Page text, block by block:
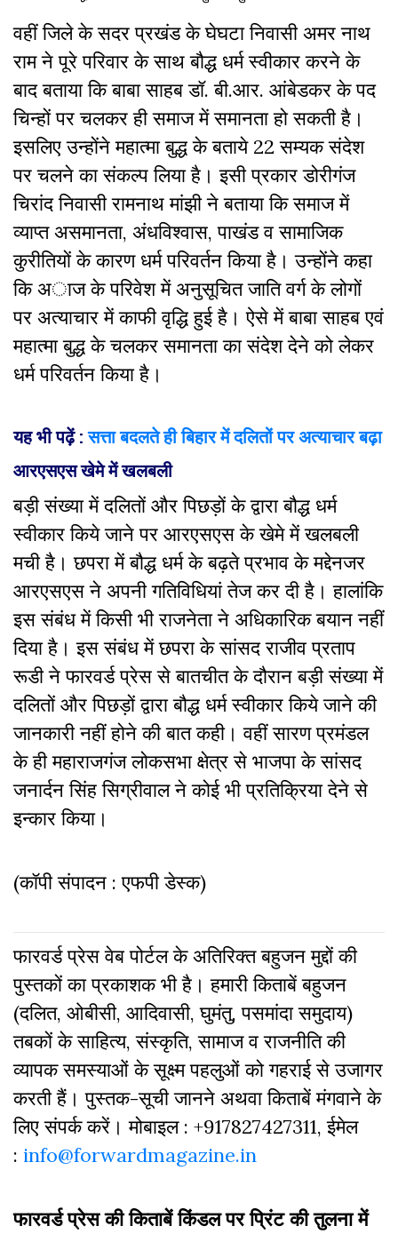
वहीं जिले के सदर प्रखंड के घेघटा निवासी अमर नाथ
राम ने पूरे परिवार के साथ बौद्ध धर्म स्वीकार करने के
बाद बताया कि बाबा साहब डॉ. बी.आर. आंबेडकर के पद
चिन्हों पर चलकर ही समाज में समानता हो सकती है।
इसलिए उन्होंने महात्मा बुद्ध के बताये 22 सम्यक संदेश
पर चलने का संकल्प लिया है। इसी प्रकार डोरीगंज
चिरांद निवासी रामनाथ मांझी ने बताया कि समाज में
व्याप्त असमानता, अंधविश्वास, पाखंड व सामाजिक
कुरीतियों के कारण धर्म परिवर्तन किया है। उन्होंने कहा
कि अाज के परिवेश में अनुसूचित जाति वर्ग के लोगों
पर अत्याचार में काफी वृद्धि हुई है। ऐसे में बाबा साहब एवं
महात्मा बुद्ध के चलकर समानता का संदेश देने को लेकर
धर्म परिवर्तन किया है।
यह भी पढ़ें :सत्ता बदलते ही बिहार में दलितों पर अत्याचार बढ़ा
आरएसएस खेमे में खलबली
बड़ी संख्या में दलितों और पिछड़ों के द्वारा बौद्ध धर्म
स्वीकार किये जाने पर आरएसएस के खेमे में खलबली
मची है। छपरा में बौद्ध धर्म के बढ़ते प्रभाव के मद्देनजर
आरएसएस ने अपनी गतिविधियां तेज कर दी है। हालांकि
इस संबंध में किसी भी राजनेता ने अधिकारिक बयान नहीं
दिया है। इस संबंध में छपरा के सांसद राजीव प्रताप
रूडी ने फारवर्ड प्रेस से बातचीत के दौरान बड़ी संख्या में
दलितों और पिछड़ों द्वारा बौद्ध धर्म स्वीकार किये जाने की
जानकारी नहीं होने की बात कही। वहीं सारण प्रमंडल
के ही महाराजगंज लोकसभा क्षेत्र से भाजपा के सांसद
जनार्दन सिंह सिग्रीवाल ने कोई भी प्रतिक्रिया देने से
इन्कार किया।
(कॉपी संपादन : एफपी डेस्क)
फारवर्ड प्रेस वेब पोर्टल के अतिरिक्‍त बहुजन मुद्दों की
पुस्‍तकों का प्रकाशक भी है। हमारी किताबें बहुजन
(दलित, ओबीसी, आदिवासी, घुमंतु, पसमांदा समुदाय)
तबकों के साहित्‍य, संस्कृति, सामाज व राजनीति की
व्‍यापक समस्‍याओं के सूक्ष्म पहलुओं को गहराई से उजागर
करती हैं। पुस्तक-सूची जानने अथवा किताबें मंगवाने के
लिए संपर्क करें। मोबाइल : +917827427311, ईमेल
: info@forwardmagazine.in
फारवर्ड प्रेस की किताबें किंडल पर प्रिंट की तुलना में